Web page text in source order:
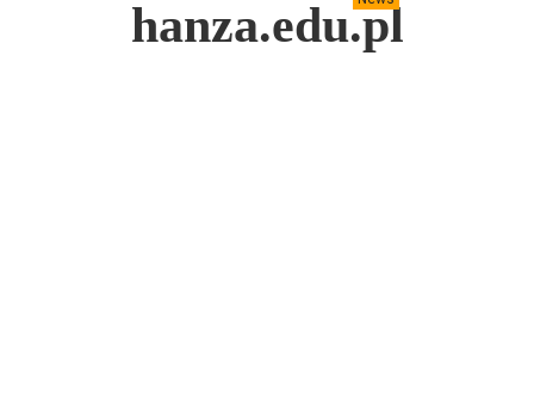
hanza.edu.pl